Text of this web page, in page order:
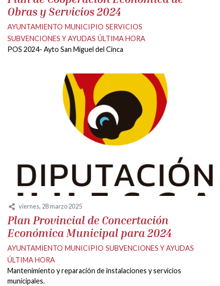
Obras y Servicios 2024
AYUNTAMIENTO MUNICIPIO SERVICIOS
SUBVENCIONES Y AYUDAS ÚLTIMA HORA
POS 2024- Ayto San Miguel del Cinca
viernes, 28 marzo 2025
Plan Provincial de Concertación
Económica Municipal para 2024
AYUNTAMIENTO MUNICIPIO SUBVENCIONES Y AYUDAS
ÚLTIMA HORA
Mantenimiento y reparación de instalaciones y servicios
municipales.